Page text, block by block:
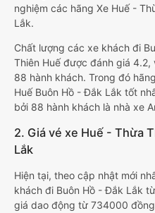
nghiệm các hãng Xe Huế -
Lắk.
Chất lượng các xe khách đi
Thiên Huế được đánh giá
88 hành khách. Trong đó
Huế Buôn Hồ - Đắk Lắk tốt
bởi 88 hành khách là nhà xe
2. Giá vé xe Huế - Thừa
Lắk
Hiện tại, theo cập nhật mới
khách đi Buôn Hồ - Đắk Lắk
giá dao động từ 734000